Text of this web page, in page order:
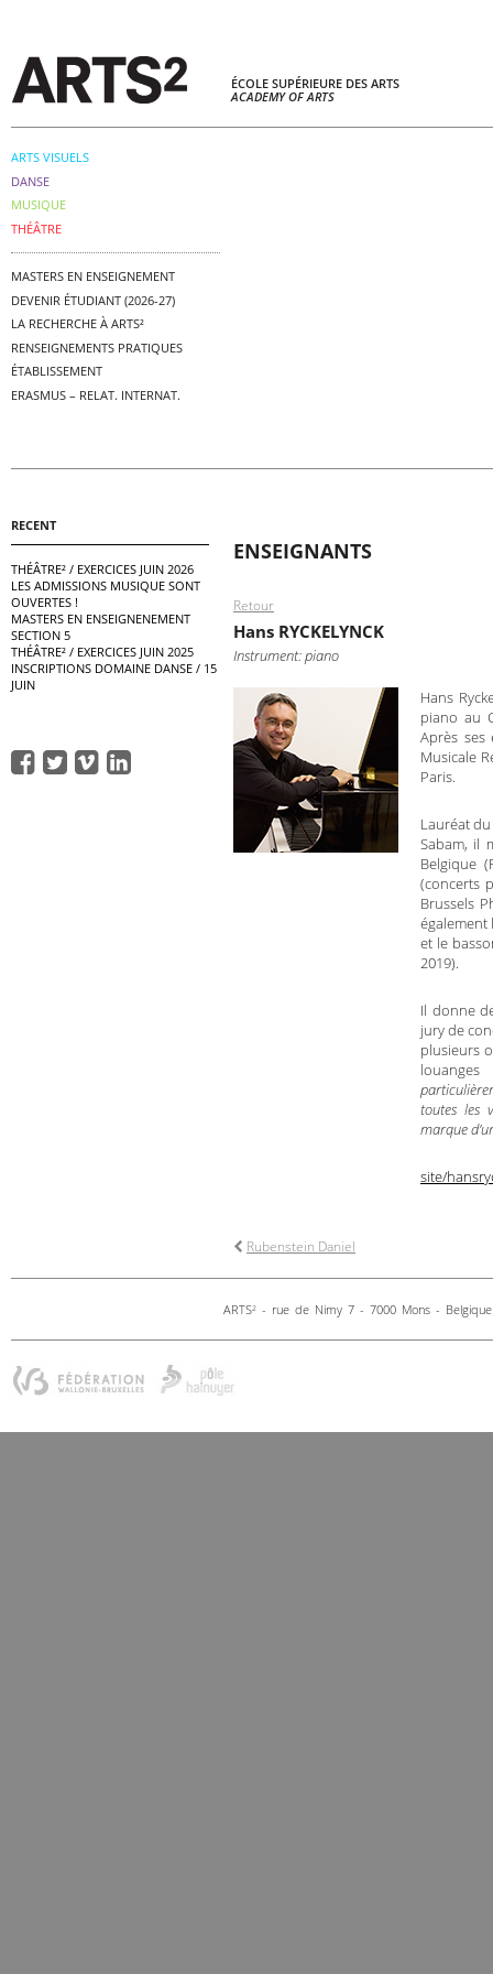
ÉCOLE SUPÉRIEURE DES ARTS
ACADEMY OF ARTS
ARTS VISUELS
DANSE
MUSIQUE
THÉÂTRE
MASTERS EN ENSEIGNEMENT
DEVENIR ÉTUDIANT (2026-27)
LA RECHERCHE À ARTS²
RENSEIGNEMENTS PRATIQUES
ÉTABLISSEMENT
ERASMUS – RELAT. INTERNAT.
RECENT
THÉÂTRE² / EXERCICES JUIN 2026
LES ADMISSIONS MUSIQUE SONT
OUVERTES !
MASTERS EN ENSEIGNENEMENT
SECTION 5
THÉÂTRE² / EXERCICES JUIN 2025
INSCRIPTIONS DOMAINE DANSE / 15
JUIN
ENSEIGNANTS
Retour
Hans RYCKELYNCK
Instrument: piano
Hans
piano au
Après ses
Musicale
Paris.
Lauréat
Sabam, il
Belgique
(concerts
Brussels
également
et le
2019).
Il donne
jury de
plusieurs
toutes les
marque
site/
Rubenstein Daniel
ARTS2 - rue de Nimy 7 - 7000 Mons -